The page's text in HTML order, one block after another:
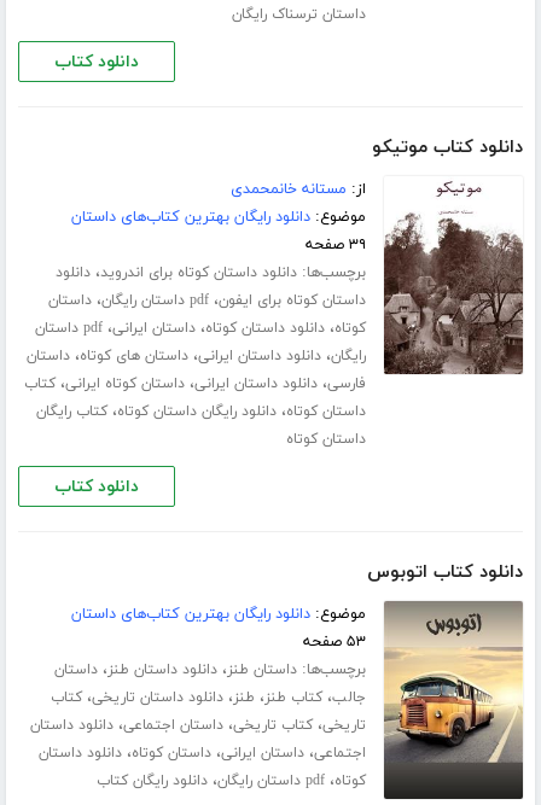
داستان ترسناک رایگان
دانلود کتاب
دانلود کتاب موتیکو
از: مستانه خانمحمدی
موضوع:دانلود رایگان بهترین کتاب‌های داستان
۳۹ صفحه
برچسب‌ها:دانلود داستان کوتاه برای اندروید،دانلود
داستان کوتاه برای ایفون،pdf داستان رایگان ،داستان
کوتاه،دانلود داستان کوتاه،داستان ایرانی،
pdf داستان
رایگان،دانلود داستان ایرانی،داستان های کوتاه،داستان
فارسی،دانلود داستان ایرانی،داستان کوتاه ایرانی،کتاب
داستان کوتاه،دانلود رایگان داستان کوتاه،کتاب رایگان
داستان کوتاه
دانلود کتاب
دانلود کتاب اتوبوس
موضوع:دانلود رایگان بهترین کتاب‌های داستان
۵۳ صفحه
برچسب‌ها:داستان طنز،دانلود داستان طنز،داستان
جالب،کتاب طنز، طنز،دانلود داستان تاریخی،کتاب
تاریخی،کتاب تاریخی،داستان اجتماعی،دانلود داستان
اجتماعی،داستان ایرانی،داستان کوتاه،دانلود داستان
کوتاه،pdf داستان رایگان ،دانلود رایگان کتاب